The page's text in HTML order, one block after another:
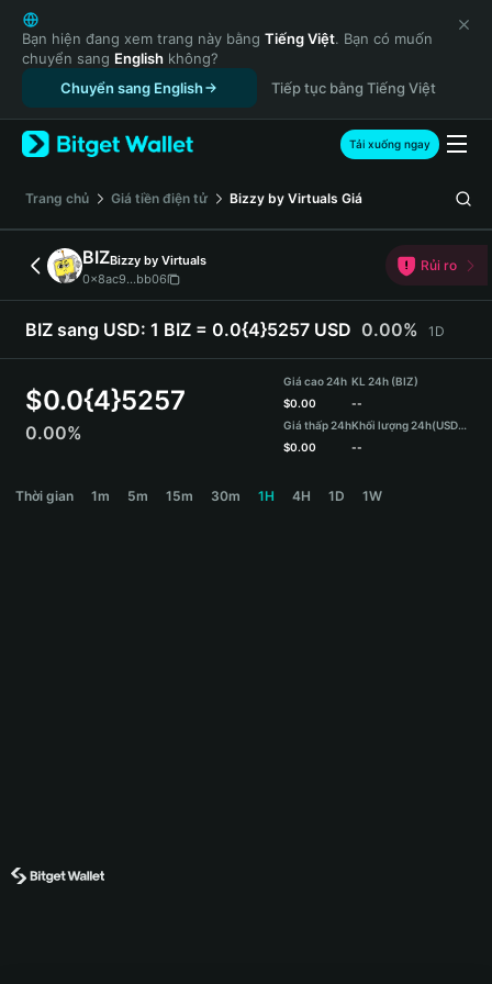
English
日本語
Tiếng Việt
Русский
Español (Latinoamérica)
Türkçe
Français
Deutsch
简体中文
繁體中文
Português (Portugal)
Bahasa Indonesia
ภาษาไทย
Español
Español (Argentina)
Bạn hiện đang xem trang này bằng Tiếng Việt. Bạn có muốn
chuyển sang English không?
Chuyển sang English
Tiếp tục bằng Tiếng Việt
Tải xuống ngay
‌Trang chủ Giá tiền điện tử Bizzy by Virtuals Giá
BIZBizzy by Virtuals
0x8ac9...bb06
Rủi ro
BIZ sang USD: 1 BIZ = 0.0{4}5257 USD 0.00% 1D
$0.0{4}5257
0.00%
Giá cao 24h
$0.00
Giá thấp 24h
$0.00
KL 24h (BIZ)
--
Khối lượng 24h(USDT)
--
Thời gian 1m 5m 15m 30m 1H 4H 1D 1W